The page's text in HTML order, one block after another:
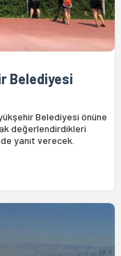
Belediyesi
Belediyesi önüne
değerlendirdikleri
yanıt verecek.